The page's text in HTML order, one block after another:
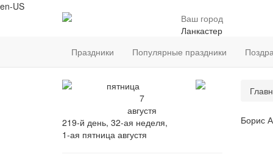
en-US
Ваш город
Ланкастер
Праздники
Популярные праздники
пятница
7
августя
219-й день, 32-ая неделя,
1-ая пятница августя
Борис